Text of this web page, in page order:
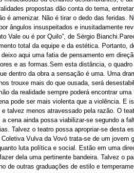
propostas dão conta do tema,
é amenizar. Não é tirar o dedo das feridas.
ângulos insuspeitados e inusitadamente
Vale ou é por Quilo”, de Sérgio
total da equipe e da estética. Portanto,
aqui uma fatia de pensamento em
e as formas.Sem esta distância, o
dentro da obra a sensação é uma. Uma
trouxe mais do que ousada, será
da realidade sempre poderá encontrar
pode ser mais violenta que a violência. E
talvez menos atravessado pela razão. O
cena ainda possa viabilizar-se segundo a
Talvez o teatro possa apropriar-se desta
Vulva da Vovó trata-se de um jovem
luta política e social. Estão em uma
dela uma pertinente bandeira. Talvez o
de outras graduações de estilo e